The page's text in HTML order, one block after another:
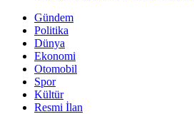
Gündem
Politika
Dünya
Ekonomi
Otomobil
Spor
Kültür
Resmi İlan